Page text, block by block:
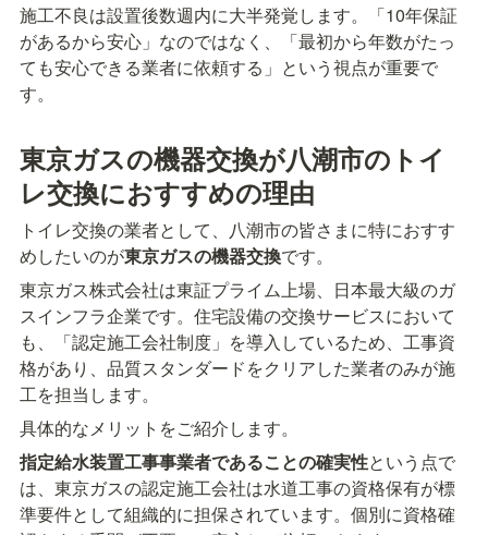
施工不良は設置後数週内に大半発覚します。「10年保証
があるから安心」なのではなく、「最初から年数がたっ
ても安心できる業者に依頼する」という視点が重要で
す。
東京ガスの機器交換が八潮市のトイ
レ交換におすすめの理由
トイレ交換の業者として、八潮市の皆さまに特におすす
めしたいのが東京ガスの機器交換です。
東京ガス株式会社は東証プライム上場、日本最大級のガ
スインフラ企業です。住宅設備の交換サービスにおいて
も、「認定施工会社制度」を導入しているため、工事資
格があり、品質スタンダードをクリアした業者のみが施
工を担当します。
具体的なメリットをご紹介します。
指定給水装置工事事業者であることの確実性という点で
は、東京ガスの認定施工会社は水道工事の資格保有が標
準要件として組織的に担保されています。個別に資格確